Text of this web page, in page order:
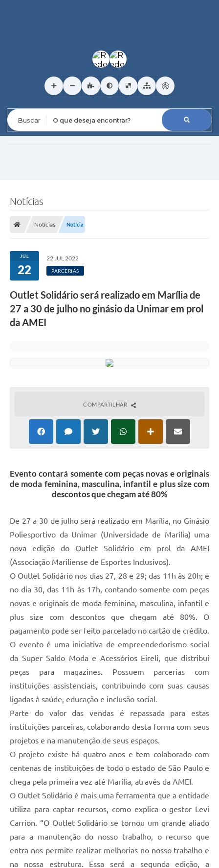
Notícias
Notícias Notícia
JUL
22
22 JUL 2022
PARCERIAS
Outlet Solidário será realizado em Marília de
27 a 30 de julho no ginásio da Unimar em prol
da AMEI
COMPARTILHAR
Evento contará somente com peças novas e originais
de moda feminina, masculina, infantil e plus size com
descontos que chegam até 80%
De 27 a 30 de julho será realizado em Marília, no Ginásio
Poliesportivo da Unimar (Universidade de Marília) uma
nova edição do Outlet Solidário em prol da AMEI
(Associação Mariliense de Esportes Inclusivos).
O Outlet Solidário nos dias 27, 28 e 29; das 11h às 20h; e
no dia 30, das 11h às 17h, contando somente com peças
novas e originais de moda feminina, masculina, infantil e
plus size com descontos que chegam até 80%. O
pagamento pode ser feito parcelado no cartão de crédito.
O evento é uma iniciativa de empreendedorismo social
da Super Saldo Moda e Acessórios Eireli, que distribui
peças para magazines. Possuem parcerias com
instituições assistenciais, contribuindo com suas causas
ligadas à saúde, educação e inclusão social.
Parte do valor das vendas é repassada para estas
instituições parceiras, colaborando desta forma com seus
projetos e na manutenção de seus espaços.
O projeto existe há quatro anos e tem colaborado com
centenas de instituições de todo o estado de São Paulo e
chega pela primeira vez até Marília, através da AMEI.
O Outlet Solidário é mais uma ferramenta que a entidade
utiliza para captar recursos, como explica o gestor Levi
Carrion. “O Outlet Solidário se tornou um grande aliado
para a manutenção do nosso trabalho, o recurso que
entra nos permite realizar melhorias no nosso trabalho e
na nossa estrutura. Essa será a segunda edição, a